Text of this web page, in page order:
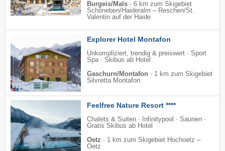
Burgeis/Mals · 6 km zum Skigebiet
Schöneben/​Haideralm – Reschen/​St.
Valentin auf der Haide
Explorer Hotel Montafon
Unkompliziert, trendig & preiswert · Sport
Spa · Skibus ab Hotel
Gaschurn/Montafon · 1 km zum Skigebiet
Silvretta Montafon
Feelfree Nature Resort ****
Chalets & Suiten · Infinitypool · Saunen ·
Gratis Skibus ab Hotel
Oetz · 1 km zum Skigebiet Hochoetz –
Oetz